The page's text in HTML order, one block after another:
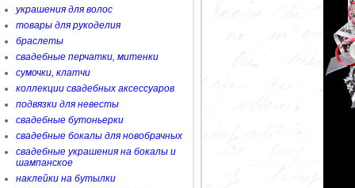
украшения для волос
товары для рукоделия
браслеты
свадебные перчатки, митенки
сумочки, клатчи
коллекции свадебных аксессуаров
подвязки для невесты
свадебные бутоньерки
свадебные бокалы для новобрачных
свадебные украшения на бокалы и
шампанское
наклейки на бутылки